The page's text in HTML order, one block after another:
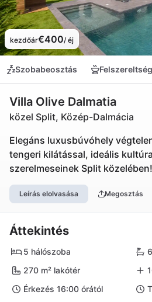
kezdőár€400/ éj
Szobabeosztás Felszereltség
Villa Olive Dalmatia
közel Split, Közép-Dalmácia
Elegáns luxusbúvóhely
tengeri kilátással, ideális
szerelmeseinek Split közelében!
Leírás elolvasása Megosztás
Áttekintés
5 hálószoba
270 m² lakótér
Érkezés 16:00 órától